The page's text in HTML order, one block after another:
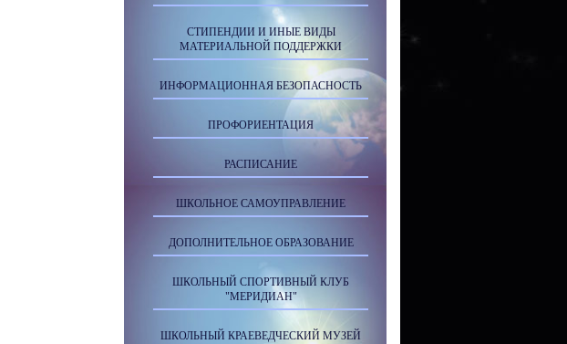
СТИПЕНДИИ И ИНЫЕ ВИДЫ
МАТЕРИАЛЬНОЙ ПОДДЕРЖКИ
ИНФОРМАЦИОННАЯ БЕЗОПАСНОСТЬ
ПРОФОРИЕНТАЦИЯ
РАСПИСАНИЕ
ШКОЛЬНОЕ САМОУПРАВЛЕНИЕ
ДОПОЛНИТЕЛЬНОЕ ОБРАЗОВАНИЕ
ШКОЛЬНЫЙ СПОРТИВНЫЙ КЛУБ
"МЕРИДИАН"
ШКОЛЬНЫЙ КРАЕВЕДЧЕСКИЙ МУЗЕЙ